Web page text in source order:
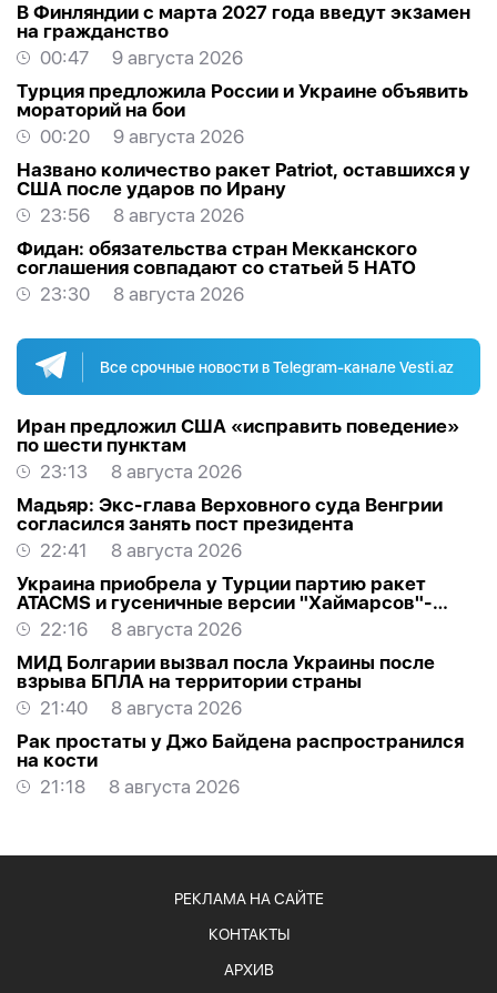
В Финляндии с марта 2027 года введут экзамен
на гражданство
00:47
9 августа 2026
Турция предложила России и Украине объявить
мораторий на бои
00:20
9 августа 2026
Названо количество ракет Patriot, оставшихся у
США после ударов по Ирану
23:56
8 августа 2026
Фидан: обязательства стран Мекканского
соглашения совпадают со статьей 5 НАТО
23:30
8 августа 2026
Все срочные новости в Telegram-канале Vesti.az
Иран предложил США «исправить поведение»
по шести пунктам
23:13
8 августа 2026
Мадьяр: Экс-глава Верховного суда Венгрии
согласился занять пост президента
22:41
8 августа 2026
Украина приобрела у Турции партию ракет
ATACMS и гусеничные версии "Хаймарсов"-
ОБНОВЛЕНО
22:16
8 августа 2026
МИД Болгарии вызвал посла Украины после
взрыва БПЛА на территории страны
21:40
8 августа 2026
Рак простаты у Джо Байдена распространился
на кости
21:18
8 августа 2026
РЕКЛАМА НА САЙТЕ
КОНТАКТЫ
АРХИВ